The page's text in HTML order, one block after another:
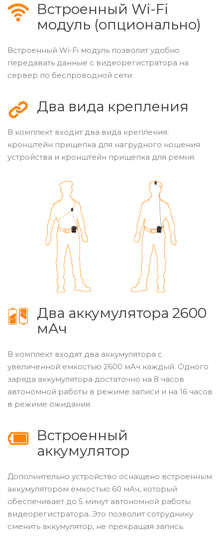
Встроенный Wi-Fi
модуль (опционально)
Встроенный Wi-Fi модуль позволит удобно
передавать данные с видеорегистратора на
сервер по беспроводной сети.
Два вида крепления
В комплект входит два вида крепления:
кронштейн прищепка для нагрудного ношения
устройства и кронштейн прищепка для ремня.
Два аккумулятора 2600
мАч
В комплект входят два аккумулятора с
увеличенной емкостью 2600 мАч каждый. Одного
заряда аккумулятора достаточно на 8 часов
автономной работы в режиме записи и на 16 часов
в режиме ожидания.
Встроенный
аккумулятор
Дополнительно устройство оснащено встроенным
аккумулятором ёмкостью 60 мАч, который
обеспечивает до 5 минут автономной работы
видеорегистратора. Это позволит сотруднику
сменить аккумулятор, не прекращая запись.